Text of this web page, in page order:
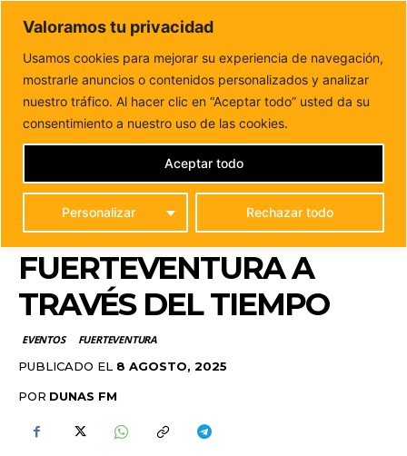
Valoramos tu privacidad
Usamos cookies para mejorar su experiencia de navegación,
mostrarle anuncios o contenidos personalizados y analizar
nuestro tráfico. Al hacer clic en “Aceptar todo” usted da su
consentimiento a nuestro uso de las cookies.
Personalizar Rechazar todo
Aceptar todo
DUNAS FM
Tu informacion de forma cercana
Inicio EVENTOS
“Paisajes con historia”: una invitación a
recorrer Fuerteventura a través del tiempo
“PAISAJES CON
HISTORIA”: UNA
INVITACIÓN A
RECORRER
FUERTEVENTURA A
TRAVÉS DEL TIEMPO
EVENTOS FUERTEVENTURA
PUBLICADO EL 8 AGOSTO, 2025
POR DUNAS FM